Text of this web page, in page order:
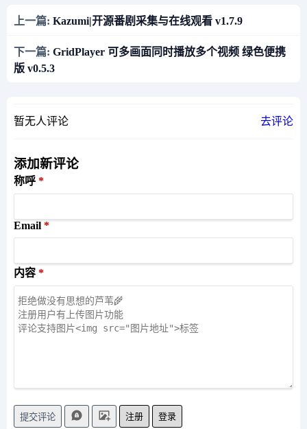
上一篇: Kazumi|开源番剧采集与在线观看 v1.7.9
下一篇: GridPlayer 可多画面同时播放多个视频 绿色便携
版 v0.5.3
暂无人评论 去评论
添加新评论
称呼
Email
内容
提交评论 注册 登录